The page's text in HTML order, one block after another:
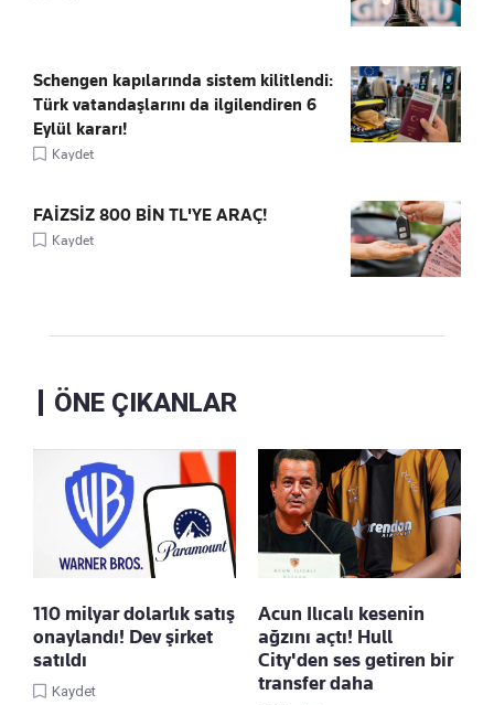
Schengen kapılarında sistem kilitlendi:
Türk vatandaşlarını da ilgilendiren 6
Eylül kararı!
Kaydet
FAİZSİZ 800 BİN TL'YE ARAÇ!
Kaydet
ÖNE ÇIKANLAR
110 milyar dolarlık satış
onaylandı! Dev şirket
satıldı
Kaydet
Acun Ilıcalı kesenin
ağzını açtı! Hull
City'den ses getiren bir
transfer daha